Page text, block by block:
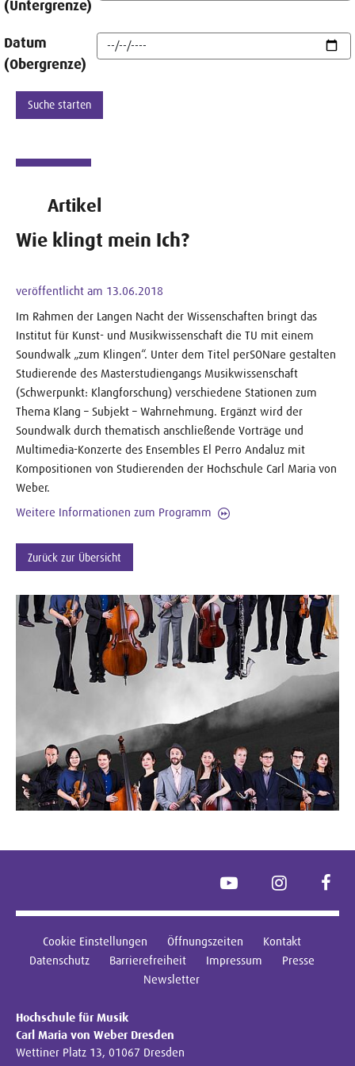
(Untergrenze)
Datum
(Obergrenze)
Artikel
Wie klingt mein Ich?
veröffentlicht am 13.06.2018
Im Rahmen der Langen Nacht der Wissenschaften bringt das
Institut für Kunst- und Musikwissenschaft die TU mit einem
Soundwalk „zum Klingen“. Unter dem Titel perSONare gestalten
Studierende des Masterstudiengangs Musikwissenschaft
(Schwerpunkt: Klangforschung) verschiedene Stationen zum
Thema Klang – Subjekt – Wahrnehmung. Ergänzt wird der
Soundwalk durch thematisch anschließende Vorträge und
Multimedia-Konzerte des Ensembles El Perro Andaluz mit
Kompositionen von Studierenden der Hochschule Carl Maria von
Weber.
Weitere Informationen zum Programm
Zurück zur Übersicht
YouTube Instagram
Cookie Einstellungen Öffnungszeiten
Kontakt
Datenschutz
Barrierefreiheit Impressum
Presse
Newsletter
Hochschule für Musik
Carl Maria von Weber Dresden
Wettiner Platz 13, 01067 Dresden